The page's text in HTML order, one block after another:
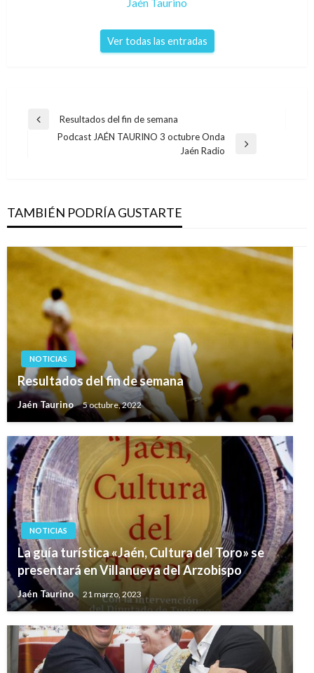
Jaén Taurino
Ver todas las entradas
Navegación
Entrada
anterior
Resultados del fin de semana
Podcast JAÉN TAURINO 3 octubre Onda
Jaén Radio
TAMBIÉN PODRÍA GUSTARTE
NOTICIAS
Resultados del fin de semana
Jaén Taurino 5 octubre, 2022
NOTICIAS
La guía turística «Jaén, Cultura del Toro» se
presentará en Villanueva del Arzobispo
Jaén Taurino 21 marzo, 2023